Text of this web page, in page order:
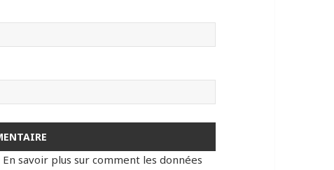
En savoir plus sur comment les données